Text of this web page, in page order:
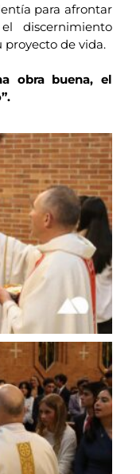
para afrontar
discernimiento
proyecto de vida.
obra buena, el